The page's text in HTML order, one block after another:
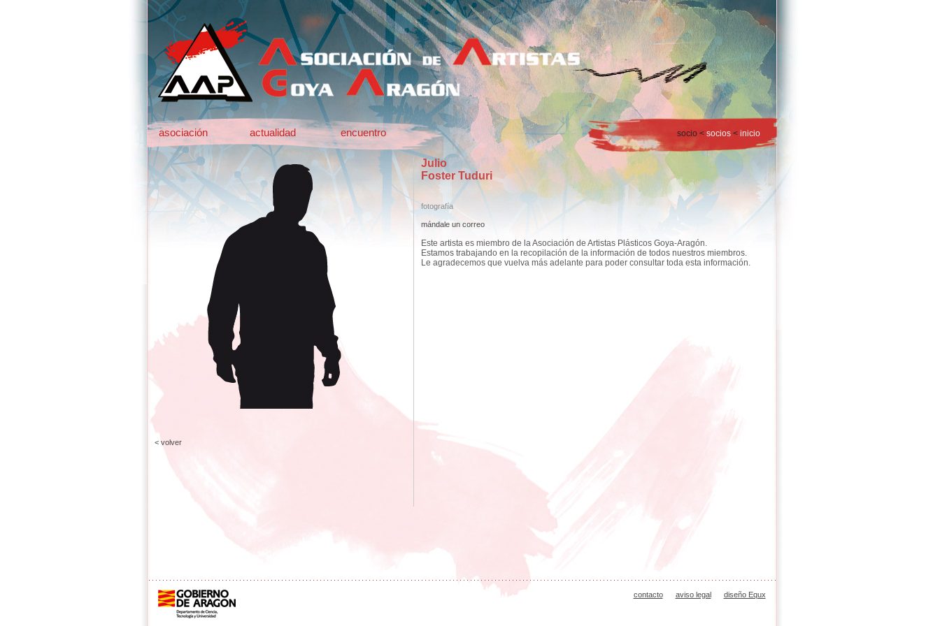
asociación actualidad encuentro socio < socios< inicio
< volver
Julio
Foster Tuduri
fotografía
mándale un correo
Este artista es miembro de la Asociación de Artistas Plásticos Goya-Aragón.
Estamos trabajando en la recopilación de la información de todos nuestros miembros.
Le agradecemos que vuelva más adelante para poder consultar toda esta información.
contacto aviso legal diseño Equx